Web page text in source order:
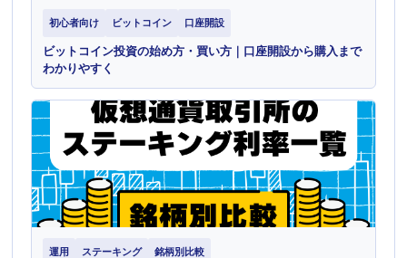
初心者向け ビットコイン 口座開設
ビットコイン投資の始め方・買い方｜口座開設から購入まで
わかりやすく
運用 ステーキング 銘柄別比較